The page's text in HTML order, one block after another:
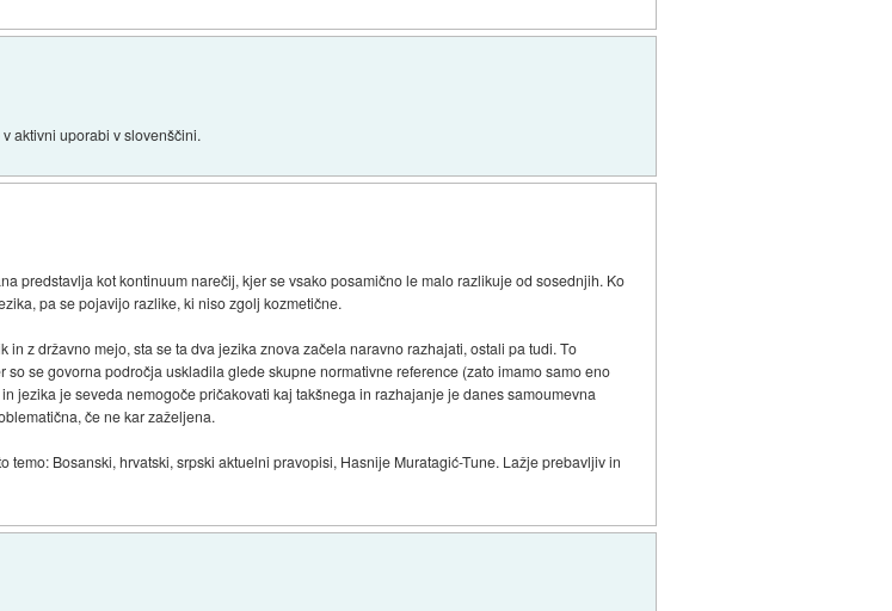
aktivni uporabi v slovenščini.
predstavlja kot kontinuum narečij, kjer se vsako posamično le malo razlikuje od sosednjih. Ko
pa se pojavijo razlike, ki niso zgolj kozmetične.
z državno mejo, sta se ta dva jezika znova začela naravno razhajati, ostali pa tudi. To
se govorna področja uskladila glede skupne normativne reference (zato imamo samo eno
jezika je seveda nemogoče pričakovati kaj takšnega in razhajanje je danes samoumevna
če ne kar zaželjena.
Bosanski, hrvatski, srpski aktuelni pravopisi, Hasnije Muratagić-Tune. Lažje prebavljiv in